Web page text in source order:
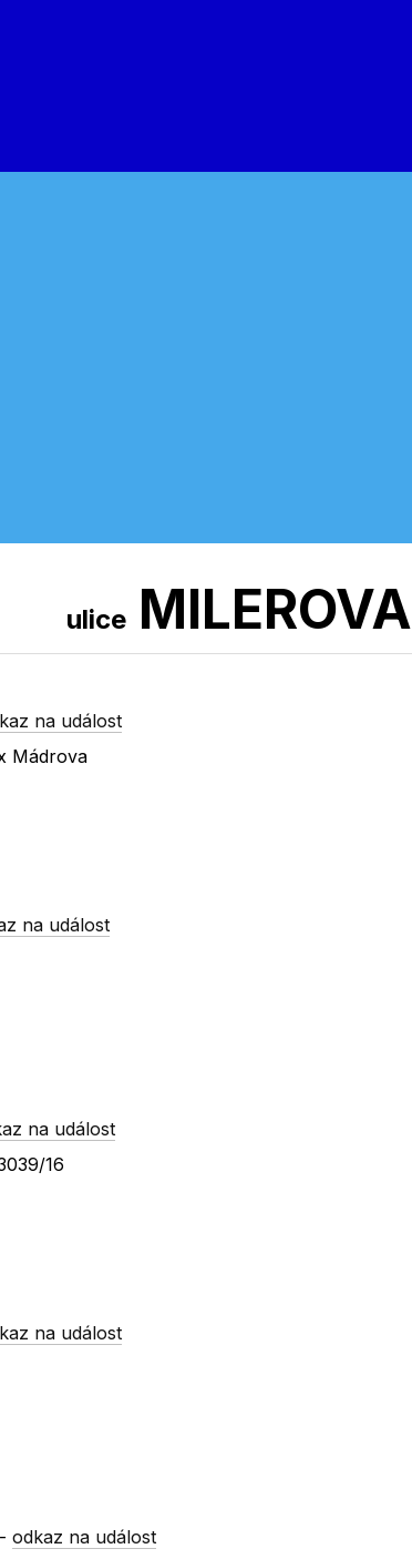
ulice MILEROVA
na událost
Mádrova
na událost
na událost
16
na událost
-odkaz na událost